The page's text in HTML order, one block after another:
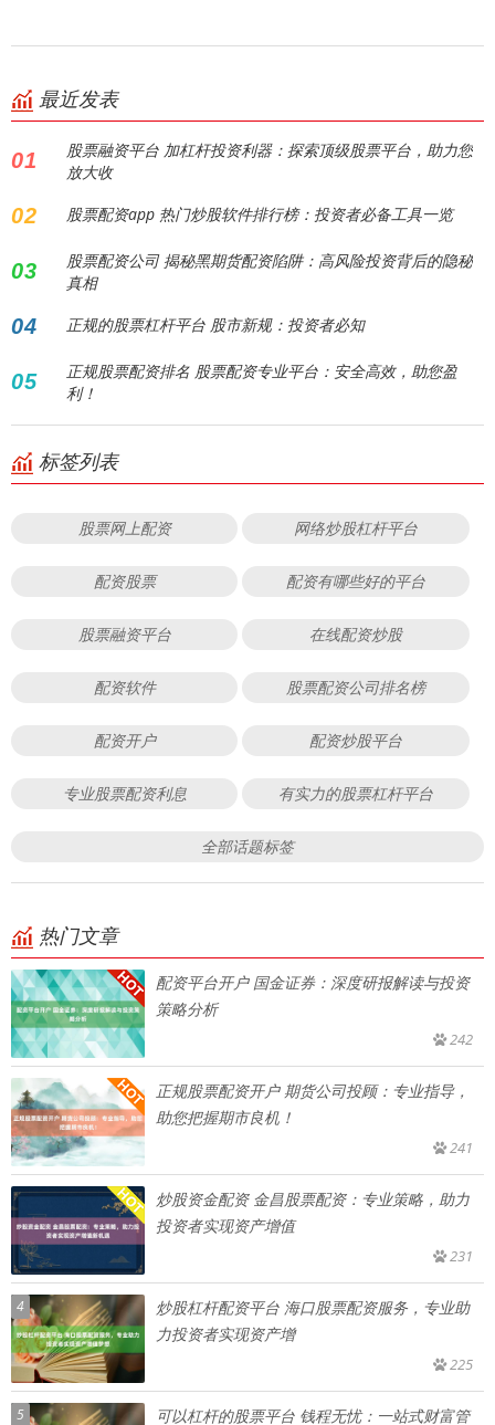
最近发表
01
股票融资平台 加杠杆投资利器：探索顶级股票平台，助力您
放大收
02 股票配资app 热门炒股软件排行榜：投资者必备工具一览
03
股票配资公司 揭秘黑期货配资陷阱：高风险投资背后的隐秘
真相
04 正规的股票杠杆平台 股市新规：投资者必知
05
正规股票配资排名 股票配资专业平台：安全高效，助您盈
利！
标签列表
股票网上配资 网络炒股杠杆平台
配资股票 配资有哪些好的平台
股票融资平台 在线配资炒股
配资软件 股票配资公司排名榜
配资开户 配资炒股平台
专业股票配资利息 有实力的股票杠杆平台
全部话题标签
热门文章
配资平台开户 国金证券：深度研报解读与投资
策略分析
242
正规股票配资开户 期货公司投顾：专业指导，
助您把握期市良机！
241
炒股资金配资 金昌股票配资：专业策略，助力
投资者实现资产增值
231
4
炒股杠杆配资平台 海口股票配资服务，专业助
力投资者实现资产增
225
5 可以杠杆的股票平台 钱程无忧：一站式财富管